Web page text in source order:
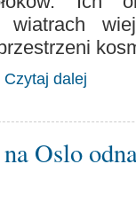
wiatrach
Czytaj dalej
Oslo